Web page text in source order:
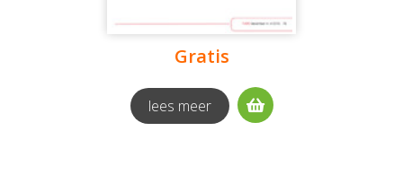
Gratis
lees meer